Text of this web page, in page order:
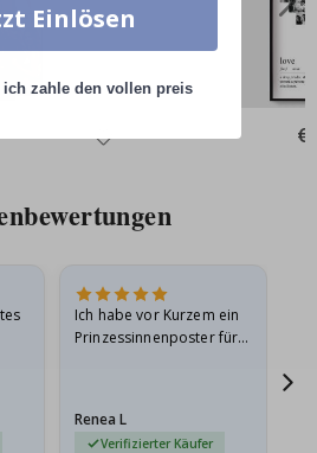
Ich habe vor Kurzem ein
Prinzessinnenposter für
beschädigt…
Renea L
Verifizierter Käufer
Einlösen
ich zahle den vollen preis